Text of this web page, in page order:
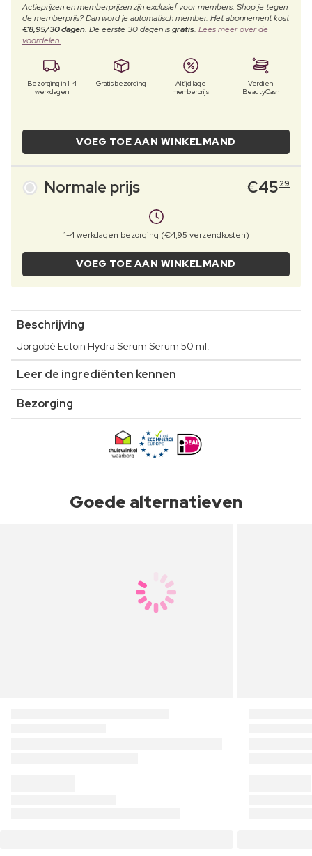
Actieprijzen en memberprijzen zijn exclusief voor members. Shop je tegen
de memberprijs? Dan word je automatisch member. Het abonnement kost
€8,95/30 dagen. De eerste 30 dagen isgratis. Lees meer over de
voordelen.
Bezorging in 1-4
werkdagen
Gratis bezorging
Altijd lage
memberprijs
Verdien
BeautyCash
VOEG TOE AAN WINKELMAND
Normale prijs €45 29
1-4 werkdagen bezorging (€4,95 verzendkosten)
VOEG TOE AAN WINKELMAND
Beschrijving
Jorgobé Ectoin Hydra Serum Serum 50 ml.
Leer de ingrediënten kennen
Bezorging
Goede alternatieven